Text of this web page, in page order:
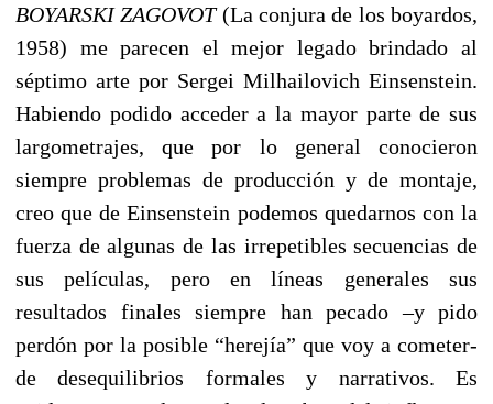
BOYARSKI ZAGOVOT(La conjura de los boyardos,
1958) me parecen el mejor legado brindado al
séptimo arte por Sergei Milhailovich Einsenstein.
Habiendo podido acceder a la mayor parte de sus
largometrajes, que por lo general conocieron
siempre problemas de producción y de montaje,
creo que de Einsenstein podemos quedarnos con la
fuerza de algunas de las irrepetibles secuencias de
sus películas, pero en líneas generales sus
resultados finales siempre han pecado –y pido
perdón por la posible “herejía” que voy a cometer-
de desequilibrios formales y narrativos. Es